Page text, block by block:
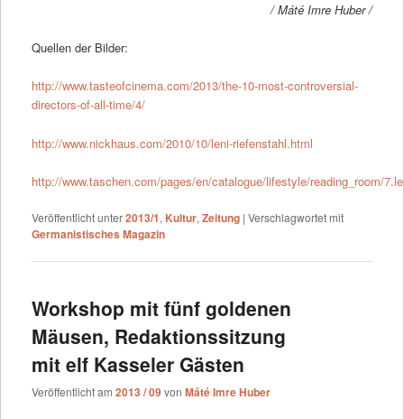
/ Máté Imre Huber /
Quellen der Bilder:
http://www.tasteofcinema.com/2013/the-10-most-controversial-
directors-of-all-time/4/
http://www.nickhaus.com/2010/10/leni-riefenstahl.html
http://www.taschen.com/pages/en/catalogue/lifestyle/reading_room/
Veröffentlicht unter2013/1, Kultur, Zeitung | Verschlagwortet mit
Germanistisches Magazin
Workshop mit fünf goldenen
Mäusen, Redaktionssitzung
mit elf Kasseler Gästen
Veröffentlicht am 2013 / 09von Máté Imre Huber